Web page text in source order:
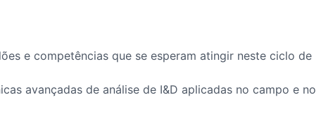
e competências que se esperam atingir neste ciclo de
avançadas de análise de I&D aplicadas no campo e no